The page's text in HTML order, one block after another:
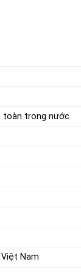
toàn trong nước
Nam